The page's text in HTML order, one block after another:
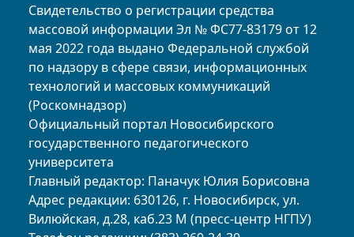
Свидетельство о регистрации средства
массовой информации Эл № ФС77-83179 от 12
мая 2022 года выдано Федеральной службой
по надзору в сфере связи, информационных
технологий и массовых коммуникаций
(Роскомнадзор)
Официальный портал Новосибирского
государственного педагогического
университета
Главный редактор: Паначук Юлия Борисовна
Адрес редакции: 630126, г. Новосибирск, ул.
Вилюйская, д.28, каб.23 М (пресс-центр НГПУ)